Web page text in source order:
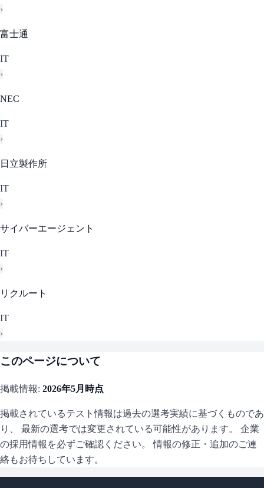
›
富士通
IT
›
NEC
IT
›
日立製作所
IT
›
サイバーエージェント
IT
›
リクルート
IT
›
このページについて
掲載情報: 2026年5月 時点
掲載されているテスト情報は過去の選考実績に基づくものであ
り、 最新の選考では変更されている可能性があります。 企業
の採用情報を必ずご確認ください。 情報の修正・追加のご連
絡もお待ちしています。